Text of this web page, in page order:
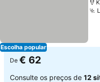
Escolha popular
De € 62
Consulte os preços de 12